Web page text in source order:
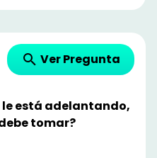
Ver Pregunta
está adelantando,
tomar?